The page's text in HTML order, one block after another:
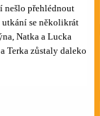
nešlo přehlédnout
utkání se několikrát
Natka a Lucka
Terka zůstaly daleko